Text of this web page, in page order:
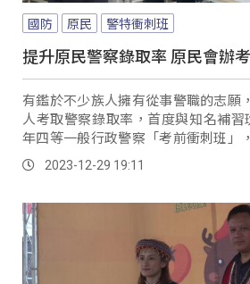
國防 原民 警特衝刺班
提升原民警察錄取率 原民會辦
有鑑於不少族人擁有從事警職的志願
人考取警察錄取率，首度與知名補
年四等一般行政警察「考前衝刺班」
關費用吸引近180人報名，但名額有
員，因此日前也辦理衝刺班甄試測驗。
2023-12-29 19:11